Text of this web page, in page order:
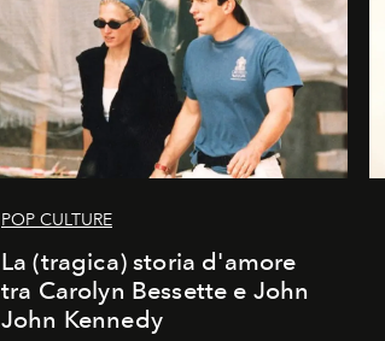
POP CULTURE
La (tragica) storia d'amore
tra Carolyn Bessette e John
John Kennedy